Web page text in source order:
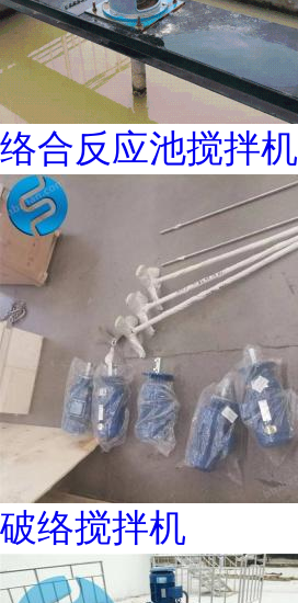
络合反应池搅拌机
破络搅拌机